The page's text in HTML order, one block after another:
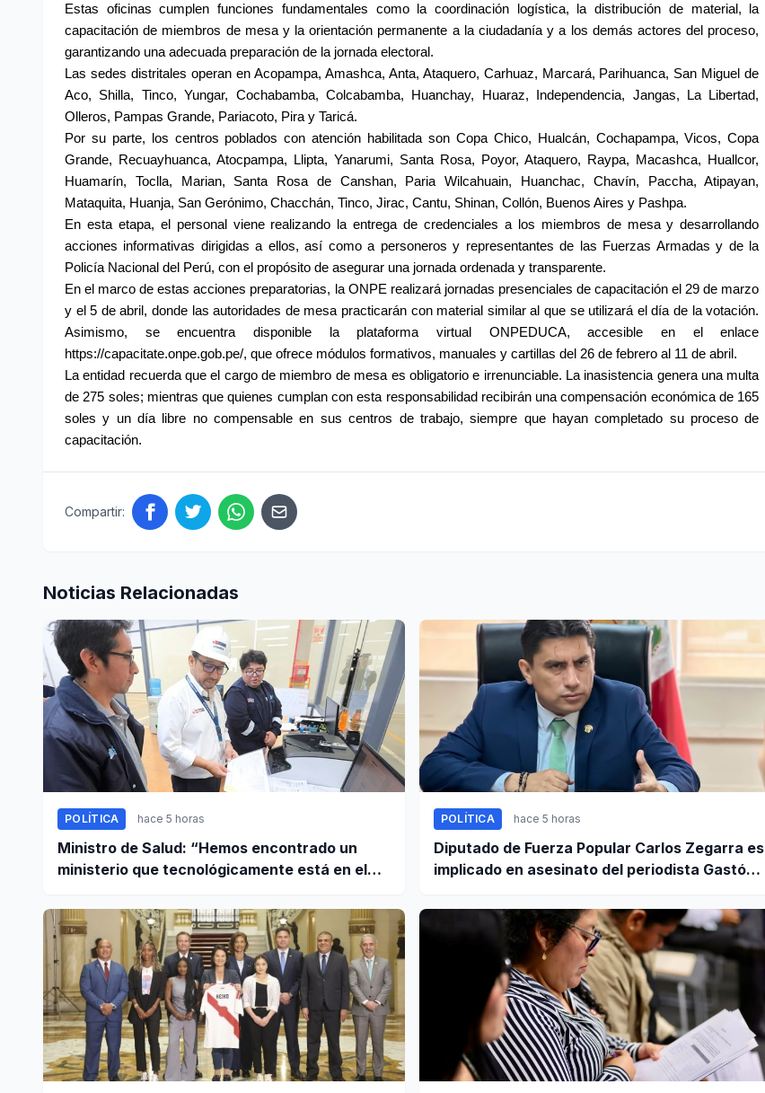
Estas oficinas cumplen funciones fundamentales como la coordinación logística, la distribución de material, la
capacitación de miembros de mesa y la orientación permanente a la ciudadanía y a los demás actores del proceso,
garantizando una adecuada preparación de la jornada electoral.
Las sedes distritales operan en Acopampa, Amashca, Anta, Ataquero, Carhuaz, Marcará, Parihuanca, San Miguel de
Aco, Shilla, Tinco, Yungar, Cochabamba, Colcabamba, Huanchay, Huaraz, Independencia, Jangas, La Libertad,
Olleros, Pampas Grande, Pariacoto, Pira y Taricá.
Por su parte, los centros poblados con atención habilitada son Copa Chico, Hualcán, Cochapampa, Vicos, Copa
Grande, Recuayhuanca, Atocpampa, Llipta, Yanarumi, Santa Rosa, Poyor, Ataquero, Raypa, Macashca, Huallcor,
Huamarín, Toclla, Marian, Santa Rosa de Canshan, Paria Wilcahuain, Huanchac, Chavín, Paccha, Atipayan,
Mataquita, Huanja, San Gerónimo, Chacchán, Tinco, Jirac, Cantu, Shinan, Collón, Buenos Aires y Pashpa.
En esta etapa, el personal viene realizando la entrega de credenciales a los miembros de mesa y desarrollando
acciones informativas dirigidas a ellos, así como a personeros y representantes de las Fuerzas Armadas y de la
Policía Nacional del Perú, con el propósito de asegurar una jornada ordenada y transparente.
En el marco de estas acciones preparatorias, la ONPE realizará jornadas presenciales de capacitación el 29 de marzo
y el 5 de abril, donde las autoridades de mesa practicarán con material similar al que se utilizará el día de la votación.
Asimismo, se encuentra disponible la plataforma virtual ONPEDUCA, accesible en el enlace
https://capacitate.onpe.gob.pe/, que ofrece módulos formativos, manuales y cartillas del 26 de febrero al 11 de abril.
La entidad recuerda que el cargo de miembro de mesa es obligatorio e irrenunciable. La inasistencia genera una multa
de 275 soles; mientras que quienes cumplan con esta responsabilidad recibirán una compensación económica de 165
soles y un día libre no compensable en sus centros de trabajo, siempre que hayan completado su proceso de
capacitación.
Compartir:
Noticias Relacionadas
POLÍTICA hace 5 horas
Ministro de Salud: “Hemos encontrado un
ministerio que tecnológicamente está en el
POLÍTICA hace 5 horas
Diputado de Fuerza Popular Carlos Zegarra es
implicado en asesinato del periodista Gastón